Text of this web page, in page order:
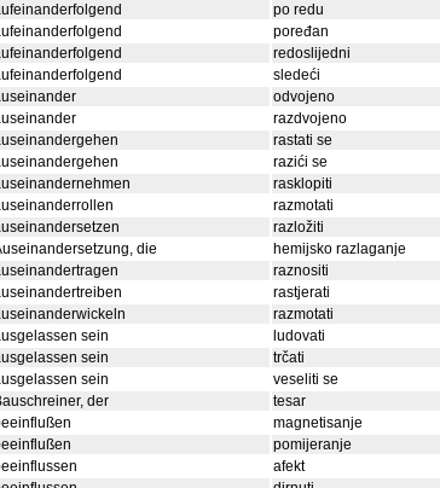
po redu
poređan
redoslijedni
sledeći
odvojeno
razdvojeno
rastati se
razići se
rasklopiti
razmotati
razložiti
die
hemijsko razlaganje
raznositi
rastjerati
razmotati
sein
ludovati
sein
trčati
sein
veseliti se
der
tesar
magnetisanje
pomijeranje
afekt